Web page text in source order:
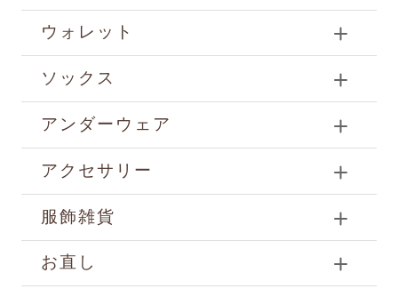
ウォレット
ソックス
アンダーウェア
アクセサリー
服飾雑貨
お直し